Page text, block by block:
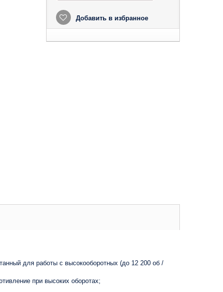
Добавить в избранное
для работы с высокооборотных (до 12 200 об /
при высоких оборотах;